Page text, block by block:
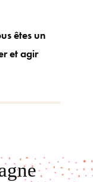
êtes un
et agir